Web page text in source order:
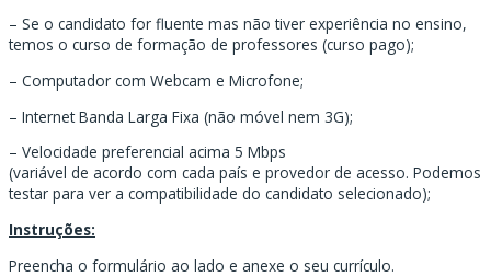
– Se o candidato for fluente mas não tiver experiência no ensino,
temos o curso de formação de professores (curso pago);
– Computador com Webcam e Microfone;
– Internet Banda Larga Fixa (não móvel nem 3G);
– Velocidade preferencial acima 5 Mbps
(variável de acordo com cada país e provedor de acesso. Podemos
testar para ver a compatibilidade do candidato selecionado);
Instruções:
Preencha o formulário ao lado e anexe o seu currículo.